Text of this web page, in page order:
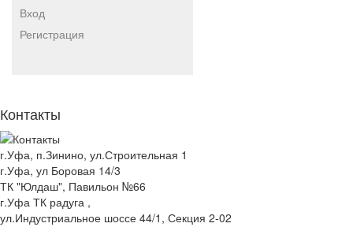
Вход
Регистрация
Контакты
г.Уфа, п.Зинино, ул.Строительная 1
г.Уфа, ул Боровая 14/3
ТК "Юлдаш", Павильон №66
г.Уфа ТК радуга ,
ул.Индустриальное шоссе 44/1, Секция 2-02